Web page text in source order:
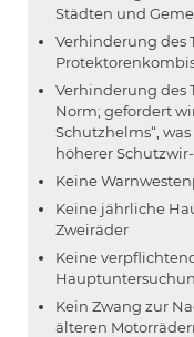
Städten und
Verhinderung des
Verhinderung des
Norm; gefordert
Schutzhelms“,
höherer
Keine
Keine jährliche
Zweiräder
Keine
Kein Zwang zur
älteren